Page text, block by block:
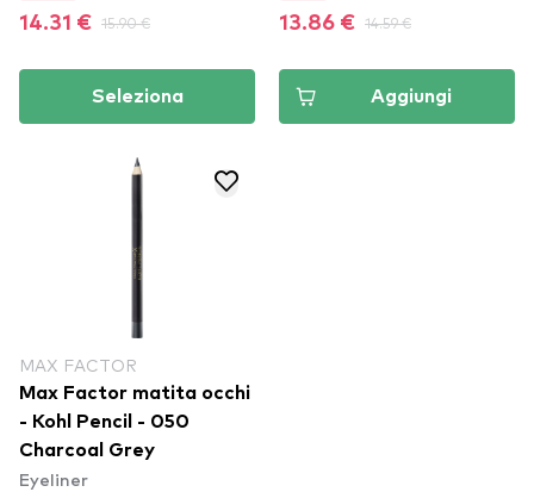
14.31 € 15.90 €
Seleziona
13.86 € 14.59 €
Aggiungi
MAX FACTOR
Max Factor matita occhi
- Kohl Pencil - 050
Charcoal Grey
Eyeliner